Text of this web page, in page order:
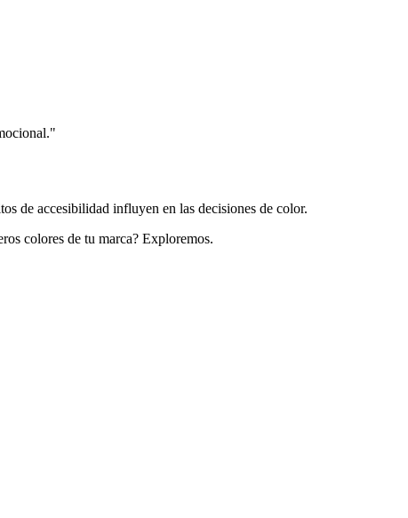
"
de accesibilidad influyen en las decisiones de color.
colores de tu marca? Exploremos.